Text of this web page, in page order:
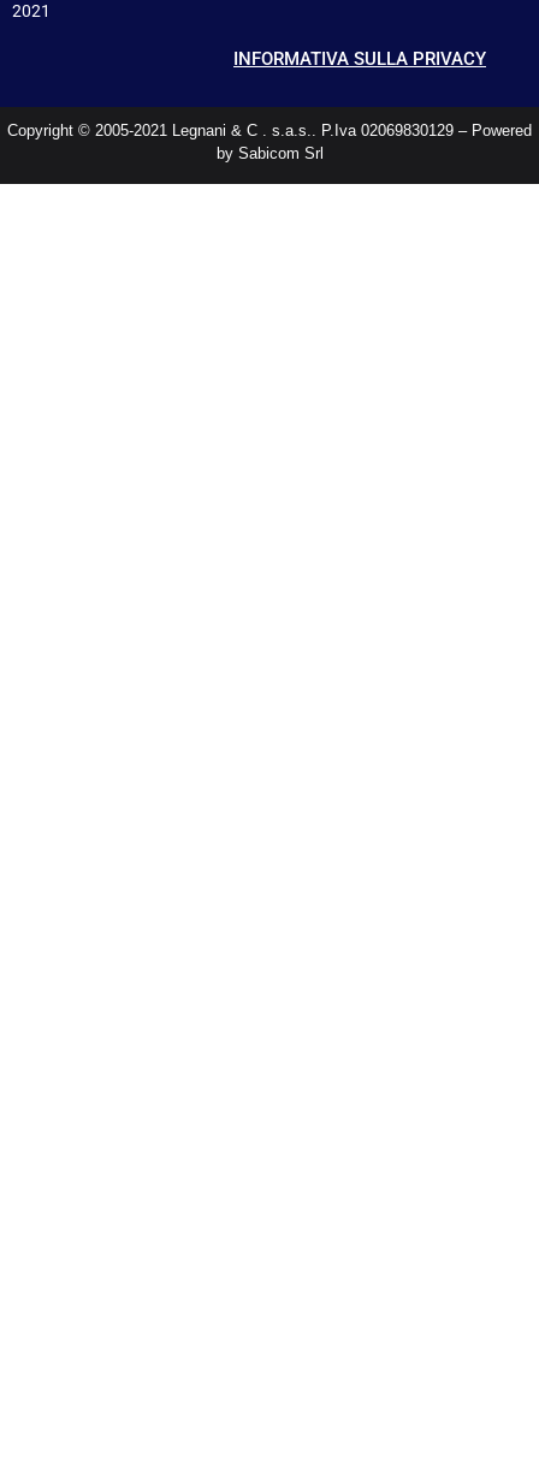
2021
INFORMATIVA SULLA PRIVACY
Copyright © 2005-2021 Legnani & C . s.a.s.. P.Iva 02069830129 – Powered
by Sabicom Srl